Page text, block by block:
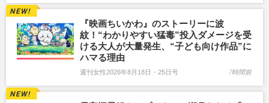
『映画ちいかわ』のストーリーに波
紋！“わかりやすい猛毒”投入ダメージを受
ける大人が大量発生、“子ども向け作品”に
ハマる理由
週刊女性2026年8月18日・25日号 7時間前